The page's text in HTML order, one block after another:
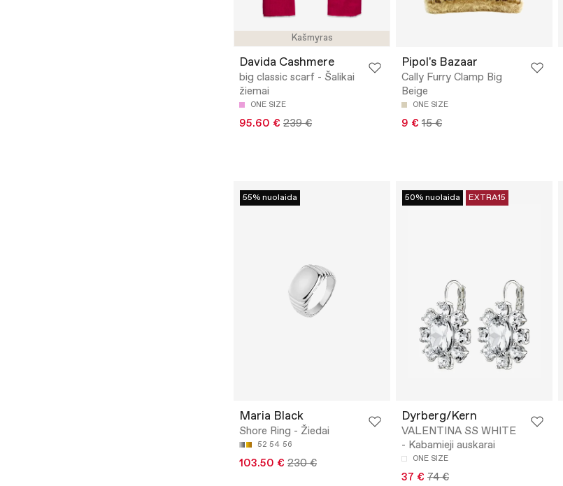
Kašmyras
Davida Cashmere
big classic scarf - Šalikai
žiemai
ONE SIZE
95.60 € 239 €
Pipol's Bazaar
Cally Furry Clamp Big
Beige
ONE SIZE
9 € 15 €
55% nuolaida
Maria Black
Shore Ring - Žiedai
52 54 56
103.50 € 230 €
50% nuolaida EXTRA15
Dyrberg/Kern
VALENTINA SS WHITE
- Kabamieji auskarai
ONE SIZE
37 € 74 €